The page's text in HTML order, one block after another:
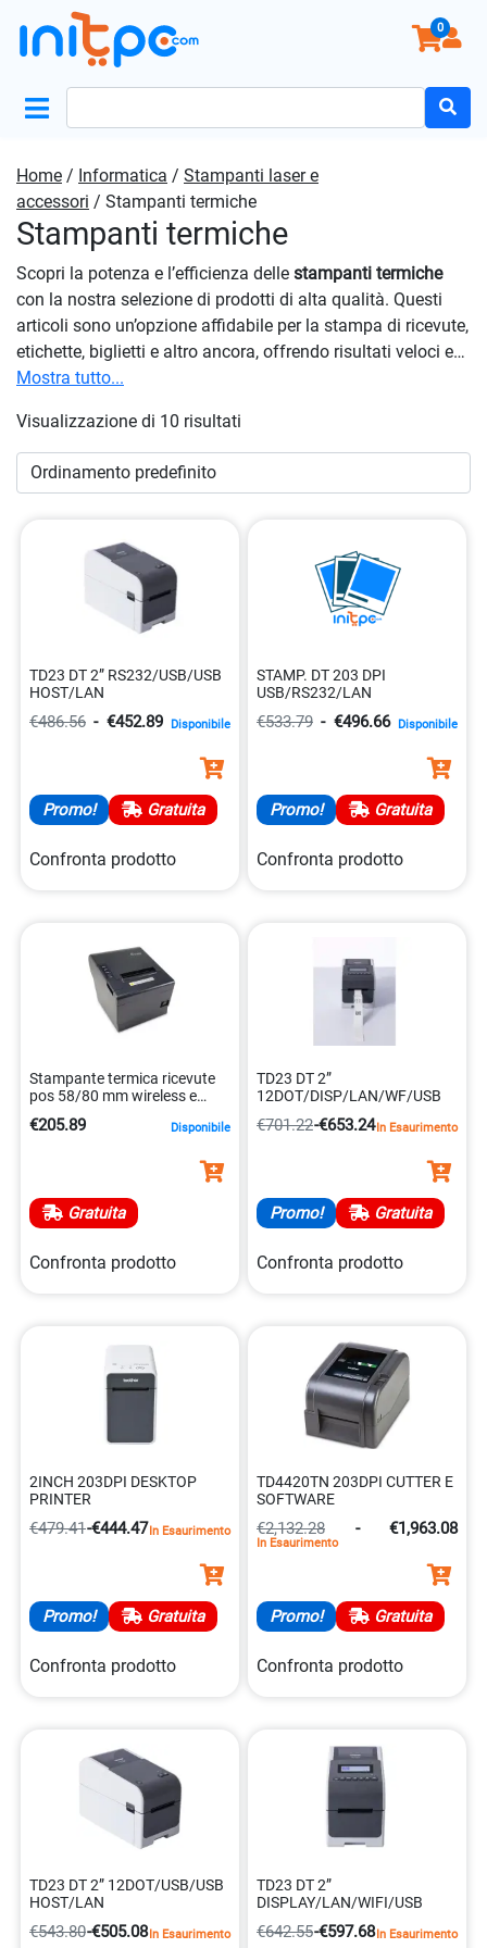
0
Home / Informatica / Stampanti laser e
accessori / Stampanti termiche
Stampanti termiche
Scopri la potenza e l’efficienza delle stampanti termiche
con la nostra selezione di prodotti di alta qualità. Questi
articoli sono un’opzione affidabile per la stampa di ricevute,
etichette, biglietti e altro ancora, offrendo risultati veloci e
nitidi senza l’uso di inchiostro o toner. Con la loro capacità
termici sensibili al calore, queste proposte offrono una
soluzione conveniente e affidabile per una vasta gamma di
applicazioni. Con i nostri prodotti, puoi ottenere risultati di
stesso e scopri come migliorare l’efficienza e la produttività
della tua attività con la potenza delle stampanti termiche.
Mostra tutto...
Visualizzazione di 10 risultati
TD23 DT 2” RS232/USB/USB
HOST/LAN
€486.56 - €452.89 Disponibile
Promo! Gratuita
Confronta prodotto
STAMP. DT 203 DPI
USB/RS232/LAN
€533.79 - €496.66 Disponibile
Promo! Gratuita
Confronta prodotto
Stampante termica ricevute
pos 58/80 mm wireless e
€205.89 Disponibile
Gratuita
Confronta prodotto
TD23 DT 2”
12DOT/DISP/LAN/WF/USB
€701.22-€653.24In Esaurimento
Promo! Gratuita
Confronta prodotto
2INCH 203DPI DESKTOP
PRINTER
€479.41-€444.47In Esaurimento
Promo! Gratuita
Confronta prodotto
TD4420TN 203DPI CUTTER E
SOFTWARE
€2,132.28 - €1,963.08
In Esaurimento
Promo! Gratuita
Confronta prodotto
TD23 DT 2” 12DOT/USB/USB
HOST/LAN
€543.80-€505.08In Esaurimento
TD23 DT 2”
DISPLAY/LAN/WIFI/USB
€642.55-€597.68In Esaurimento